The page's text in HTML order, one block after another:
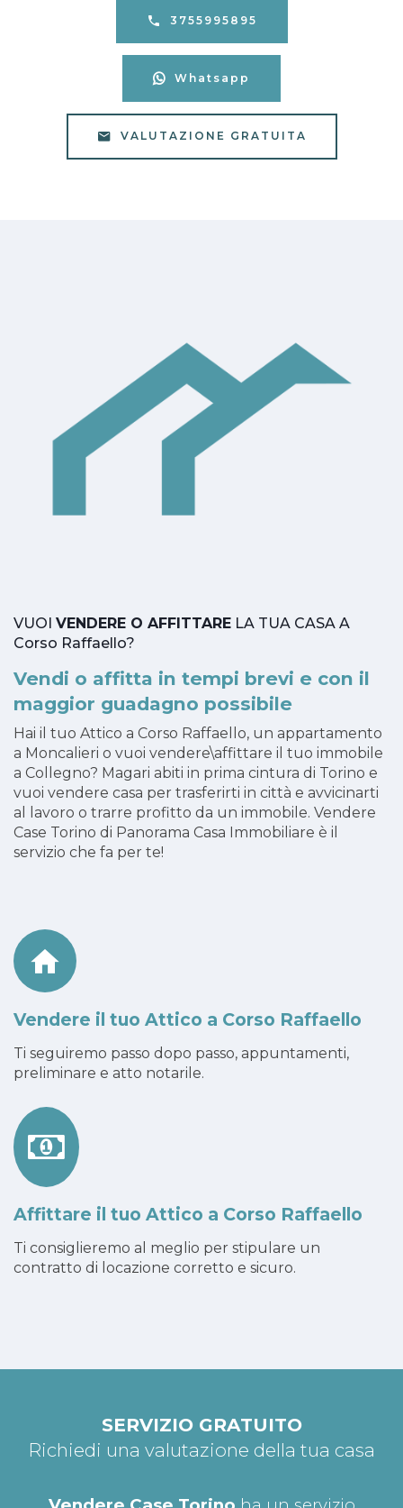
3755995895
Whatsapp
VALUTAZIONE GRATUITA
VUOI VENDERE O AFFITTARE LA TUA CASA A
Corso Raffaello?
Vendi o affitta in tempi brevi e con il
maggior guadagno possibile
Hai il tuo Attico a Corso Raffaello, un appartamento
a Moncalieri o vuoi vendere\affittare il tuo immobile
a Collegno? Magari abiti in prima cintura di Torino e
vuoi vendere casa per trasferirti in città e avvicinarti
al lavoro o trarre profitto da un immobile. Vendere
Case Torino di Panorama Casa Immobiliare è il
servizio che fa per te!
Vendere il tuo Attico a Corso Raffaello
Ti seguiremo passo dopo passo, appuntamenti,
preliminare e atto notarile.
Affittare il tuo Attico a Corso Raffaello
Ti consiglieremo al meglio per stipulare un
contratto di locazione corretto e sicuro.
SERVIZIO GRATUITO
Richiedi una valutazione della tua casa